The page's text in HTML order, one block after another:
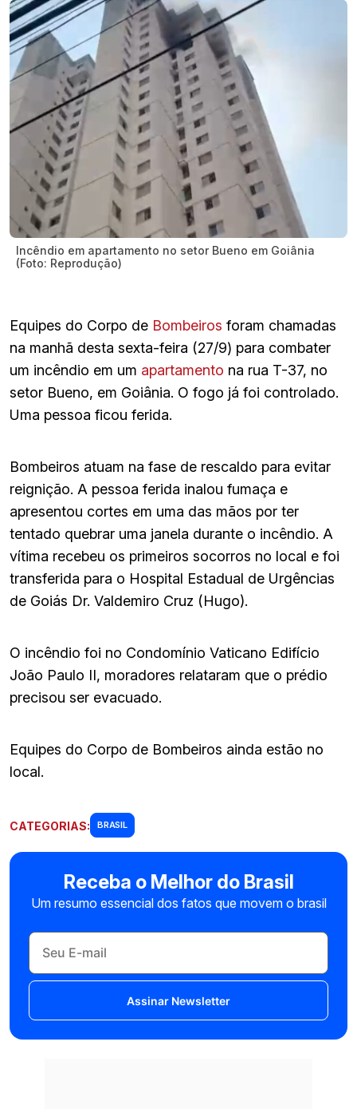
Incêndio em apartamento no setor Bueno em Goiânia
(Foto: Reprodução)
Equipes do Corpo de Bombeiros foram chamadas
na manhã desta sexta-feira (27/9) para combater
um incêndio em um apartamento na rua T-37, no
setor Bueno, em Goiânia. O fogo já foi controlado.
Uma pessoa ficou ferida.
Bombeiros atuam na fase de rescaldo para evitar
reignição. A pessoa ferida inalou fumaça e
apresentou cortes em uma das mãos por ter
tentado quebrar uma janela durante o incêndio. A
vítima recebeu os primeiros socorros no local e foi
transferida para o Hospital Estadual de Urgências
de Goiás Dr. Valdemiro Cruz (Hugo).
O incêndio foi no Condomínio Vaticano Edifício
João Paulo II, moradores relataram que o prédio
precisou ser evacuado.
Equipes do Corpo de Bombeiros ainda estão no
local.
CATEGORIAS: BRASIL
Receba o Melhor do Brasil
Um resumo essencial dos fatos que movem o brasil
Assinar Newsletter